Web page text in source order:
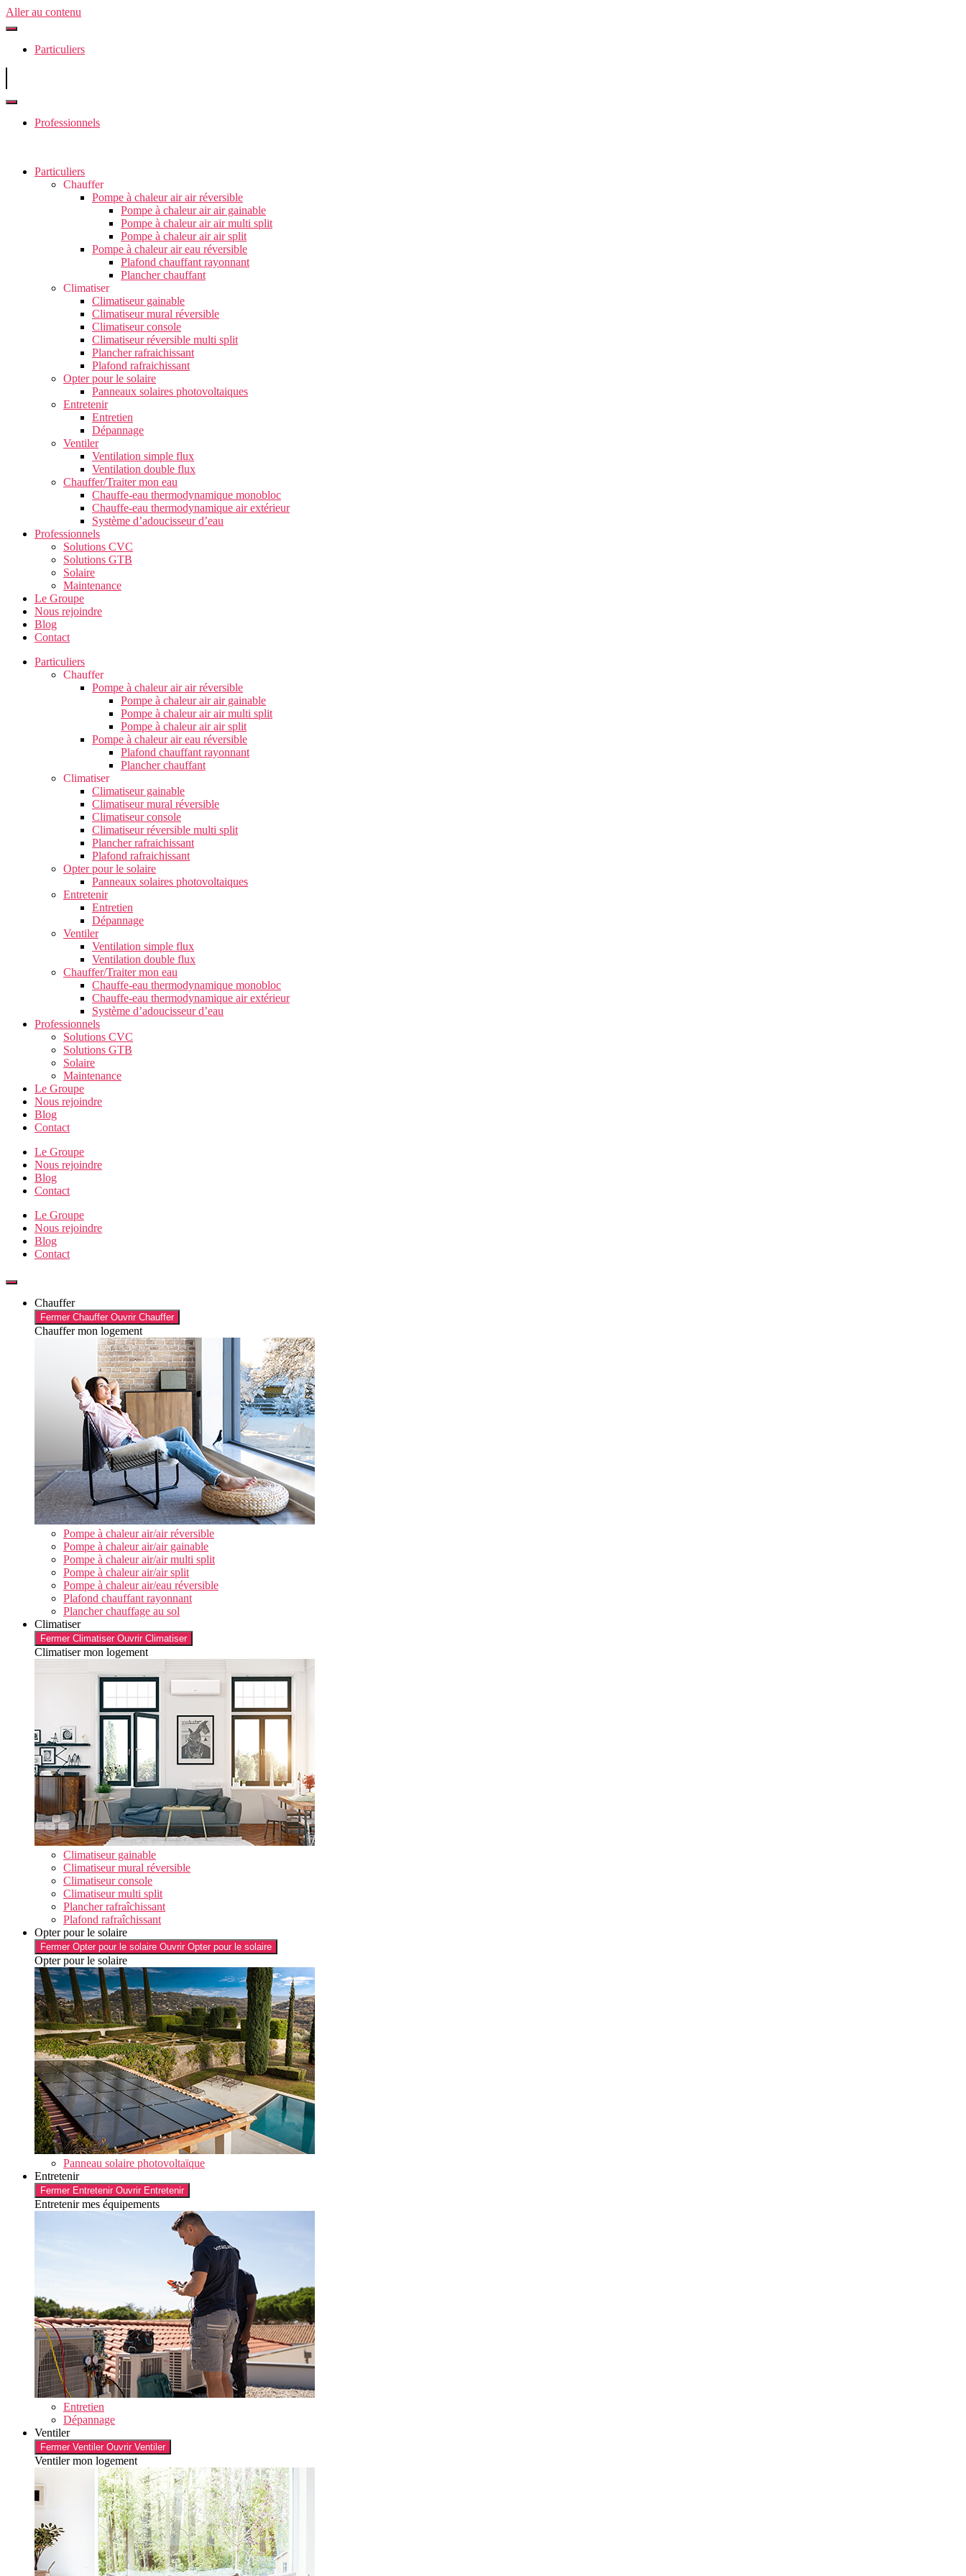
Aller au contenu
Particuliers
Professionnels
Particuliers
Chauffer
Pompe à chaleur air air réversible
Pompe à chaleur air air gainable
Pompe à chaleur air air multi split
Pompe à chaleur air air split
Pompe à chaleur air eau réversible
Plafond chauffant rayonnant
Plancher chauffant
Climatiser
Climatiseur gainable
Climatiseur mural réversible
Climatiseur console
Climatiseur réversible multi split
Plancher rafraichissant
Plafond rafraichissant
Opter pour le solaire
Panneaux solaires photovoltaiques
Entretenir
Entretien
Dépannage
Ventiler
Ventilation simple flux
Ventilation double flux
Chauffer/Traiter mon eau
Chauffe-eau thermodynamique monobloc
Chauffe-eau thermodynamique air extérieur
Système d’adoucisseur d’eau
Professionnels
Solutions CVC
Solutions GTB
Solaire
Maintenance
Le Groupe
Nous rejoindre
Blog
Contact
Particuliers
Chauffer
Pompe à chaleur air air réversible
Pompe à chaleur air air gainable
Pompe à chaleur air air multi split
Pompe à chaleur air air split
Pompe à chaleur air eau réversible
Plafond chauffant rayonnant
Plancher chauffant
Climatiser
Climatiseur gainable
Climatiseur mural réversible
Climatiseur console
Climatiseur réversible multi split
Plancher rafraichissant
Plafond rafraichissant
Opter pour le solaire
Panneaux solaires photovoltaiques
Entretenir
Entretien
Dépannage
Ventiler
Ventilation simple flux
Ventilation double flux
Chauffer/Traiter mon eau
Chauffe-eau thermodynamique monobloc
Chauffe-eau thermodynamique air extérieur
Système d’adoucisseur d’eau
Professionnels
Solutions CVC
Solutions GTB
Solaire
Maintenance
Le Groupe
Nous rejoindre
Blog
Contact
Le Groupe
Nous rejoindre
Blog
Contact
Le Groupe
Nous rejoindre
Blog
Contact
Chauffer
Fermer Chauffer Ouvrir Chauffer
Chauffer mon logement
Pompe à chaleur air/air réversible
Pompe à chaleur air/air gainable
Pompe à chaleur air/air multi split
Pompe à chaleur air/air split
Pompe à chaleur air/eau réversible
Plafond chauffant rayonnant
Plancher chauffage au sol
Climatiser
Fermer Climatiser Ouvrir Climatiser
Climatiser mon logement
Climatiseur gainable
Climatiseur mural réversible
Climatiseur console
Climatiseur multi split
Plancher rafraîchissant
Plafond rafraîchissant
Opter pour le solaire
Fermer Opter pour le solaire Ouvrir Opter pour le solaire
Opter pour le solaire
Panneau solaire photovoltaïque
Entretenir
Fermer Entretenir Ouvrir Entretenir
Entretenir mes équipements
Entretien
Dépannage
Ventiler
Fermer Ventiler Ouvrir Ventiler
Ventiler mon logement